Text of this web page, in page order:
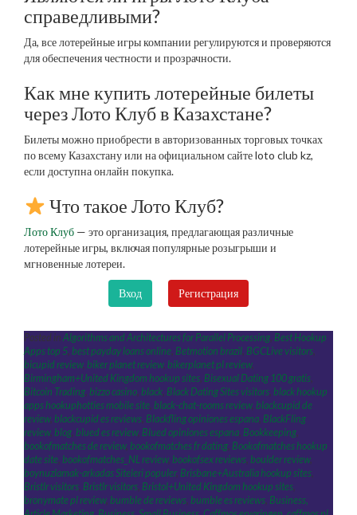
справедливыми?
Да, все лотерейные игры компании регулируются и проверяются
для обеспечения честности и прозрачности.
Как мне купить лотерейные билеты
через Лото Клуб в Казахстане?
Билеты можно приобрести в авторизованных торговых точках
по всему Казахстану или на официальном сайте loto club kz,
если доступна онлайн покупка.
Что такое Лото Клуб?
Лото Клуб — это организация, предлагающая различные
лотерейные игры, включая популярные розыгрыши и
мгновенные лотереи.
Вход Регистрация
Posted in Algorithms and Architectures for Parallel Processing, Best Hookup
Apps top 5, best payday loans online, Betmotion brazil, BGCLive visitors,
bicupid review, biker planet review, bikerplanet pl review,
Birmingham+United Kingdom hookup sites, Bisexual Dating 100 gratis,
Bitcoin Trading, bizzo casino, black, Black Dating Sites visitors, black hookup
apps hookuphotties mobile site, black-chat-rooms review, blackcupid de
review, blackcupid es reviews, Blackfling opiniones espana, BlackFling
review, blog, blued es review, Blued opiniones espana, Bookkeeping,
bookofmatches de review, bookofmatches fr dating, Bookofmatches hookup
date site, bookofmatches_NL review, bookofsex reviews, boulder review,
boynuzlamak-arkadas Siteleri populer, Brisbane+Australia hookup sites,
Bristlr visitors, Bristlr visitors, Bristol+United Kingdom hookup sites,
bronymate pl review, bumble de reviews, bumble es reviews, Business,